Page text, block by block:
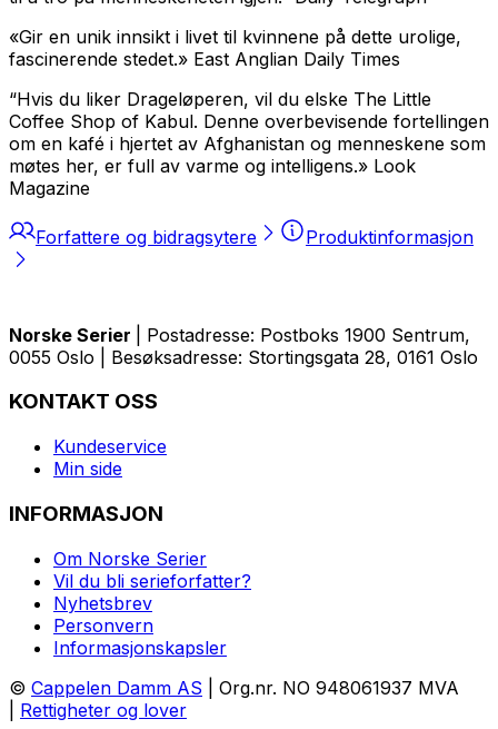
«Gir en unik innsikt i livet til kvinnene på dette urolige,
fascinerende stedet.» East Anglian Daily Times
“Hvis du liker Drageløperen, vil du elske The Little
Coffee Shop of Kabul. Denne overbevisende fortellingen
om en kafé i hjertet av Afghanistan og menneskene som
møtes her, er full av varme og intelligens.» Look
Magazine
Forfattere og bidragsytere Produktinformasjon
Norske Serier
| Postadresse: Postboks 1900 Sentrum,
0055 Oslo | Besøksadresse: Stortingsgata 28, 0161 Oslo
KONTAKT OSS
Kundeservice
Min side
INFORMASJON
Om Norske Serier
Vil du bli serieforfatter?
Nyhetsbrev
Personvern
Informasjonskapsler
© Cappelen Damm AS | Org.nr. NO 948061937 MVA
Rettigheter og lover